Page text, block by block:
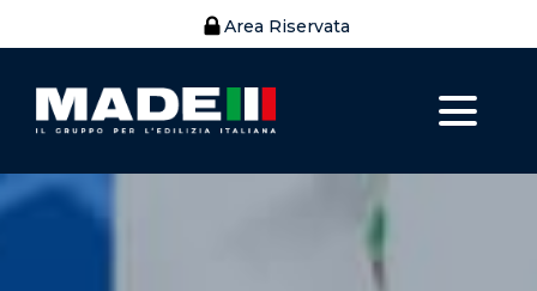
Area Riservata